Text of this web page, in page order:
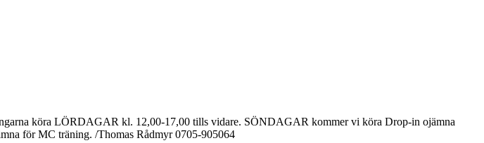
köra LÖRDAGAR kl. 12,00-17,00 tills vidare. SÖNDAGAR kommer vi köra Drop-in ojämna
för MC träning. /Thomas Rådmyr 0705-905064